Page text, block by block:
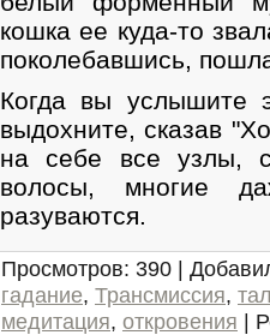
кошка ее куда-то
поколебавшись,
Когда вы услышите
выдохните, сказав
на себе все узлы,
волосы, многие
разуваются.
Просмотров: 390 |
гадание, Трансмиссия,
медитация, откровения |